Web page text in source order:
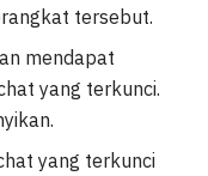
tersebut.
mendapat
yang terkunci.
yang terkunci